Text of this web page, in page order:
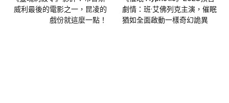
威利最後的電影之一，昆凌的
戲份就這麼一點！
劇情：班·艾佛列克主演，催眠
猶如全面啟動一樣奇幻詭異